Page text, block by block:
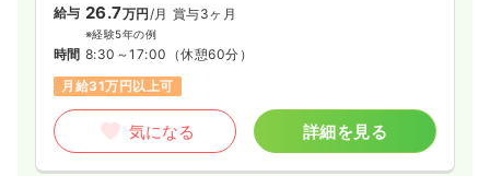
給与 26.7万円 /月 賞与3ヶ月
※経験5年の例
時間 8:30～17:00 （休憩60分）
月給31万円以上可
気になる 詳細を見る